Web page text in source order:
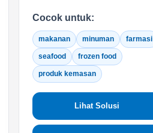
Cocok untuk:
makanan minuman farmasi
seafood frozen food
produk kemasan
Lihat Solusi